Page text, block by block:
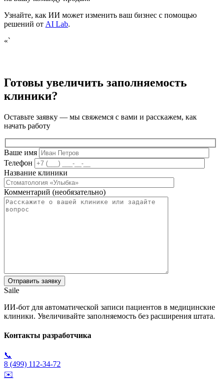
Узнайте, как ИИ может изменить ваш бизнес с помощью
решений от AI Lab.
«`
Готовы увеличить заполняемость
клиники?
Оставьте заявку — мы свяжемся с вами и расскажем, как
начать работу
Ваше имя
Телефон
Название клиники
Комментарий (необязательно)
Saile
ИИ-бот для автоматической записи пациентов в медицинские
клиники. Увеличивайте заполняемость без расширения штата.
Контакты разработчика
📞
8 (499) 112-34-72
✉️